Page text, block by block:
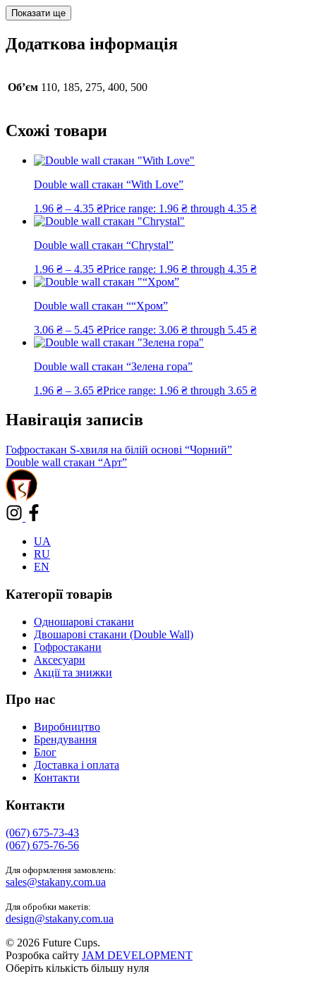
Показати ще
Додаткова інформація
Об’єм 110, 185, 275, 400, 500
Схожі товари
Double wall стакан “With Love”
1.96 ₴ – 4.35 ₴Price range: 1.96 ₴ through 4.35 ₴
Double wall стакан “Chrystal”
1.96 ₴ – 4.35 ₴Price range: 1.96 ₴ through 4.35 ₴
Double wall стакан ““Хром”
3.06 ₴ – 5.45 ₴Price range: 3.06 ₴ through 5.45 ₴
Double wall стакан “Зелена гора”
1.96 ₴ – 3.65 ₴Price range: 1.96 ₴ through 3.65 ₴
Навігація записів
Гофростакан S-хвиля на білій основі “Чорний”
Double wall стакан “Арт”
UA
RU
EN
Категорії товарів
Одношарові стакани
Двошарові стакани (Double Wall)
Гофростакани
Аксесуари
Акції та знижки
Про нас
Виробництво
Брендування
Блог
Доставка і оплата
Контакти
Контакти
(067) 675-73-43
(067) 675-76-56
Для оформлення замовлень:
sales@stakany.com.ua
Для обробки макетів:
design@stakany.com.ua
© 2026 Future Cups.
Розробка сайту JAM DEVELOPMENT
Оберіть кількість більшу нуля